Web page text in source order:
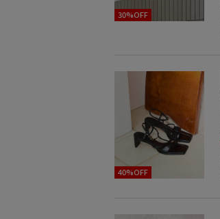
30%OFF
40%OFF